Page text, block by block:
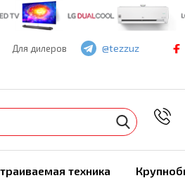
Для дилеров
@tezzuz
техника